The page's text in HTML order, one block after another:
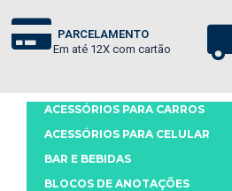
PARCELAMENTO
Em até 12X com cartão
ACESSÓRIOS PARA CARROS
ACESSÓRIOS PARA CELULAR
BAR E BEBIDAS
BLOCOS DE ANOTAÇÕES